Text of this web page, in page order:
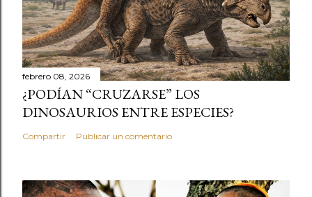
febrero 08, 2026
¿PODÍAN “CRUZARSE” LOS
DINOSAURIOS ENTRE ESPECIES?
Compartir Publicar un comentario